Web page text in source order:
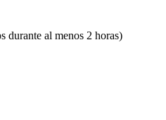
durante al menos 2 horas)